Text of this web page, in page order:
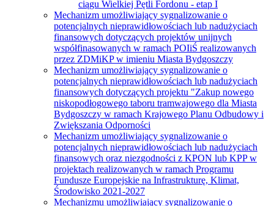
ciągu Wielkiej Pętli Fordonu - etap I
Mechanizm umożliwiający sygnalizowanie o
potencjalnych nieprawidłowościach lub nadużyciach
finansowych dotyczących projektów unijnych
współfinasowanych w ramach POIiŚ realizowanych
przez ZDMiKP w imieniu Miasta Bydgoszczy
Mechanizm umożliwiający sygnalizowanie o
potencjalnych nieprawidłowościach lub nadużyciach
finansowych dotyczących projektu "Zakup nowego
niskopodłogowego taboru tramwajowego dla Miasta
Bydgoszczy w ramach Krajowego Planu Odbudowy i
Zwiększania Odporności
Mechanizm umożliwiający sygnalizowanie o
potencjalnych nieprawidłowościach lub nadużyciach
finansowych oraz niezgodności z KPON lub KPP w
projektach realizowanych w ramach Programu
Fundusze Europejskie na Infrastrukturę, Klimat,
Środowisko 2021-2027
Mechanizmu umożliwiający sygnalizowanie o